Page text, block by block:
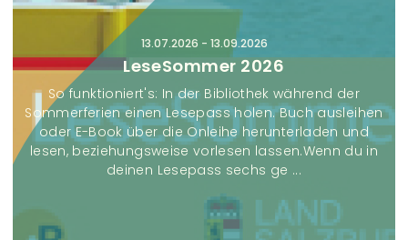
t
a
u
13.07.2026 - 13.09.2026
LeseSommer 2026
So funktioniert's: In der Bibliothek während der
Sommerferien einen Lesepass holen. Buch ausleihen
oder E-Book über die Onleihe herunterladen und
lesen, beziehungsweise vorlesen lassen.Wenn du in
deinen Lesepass sechs ge ...